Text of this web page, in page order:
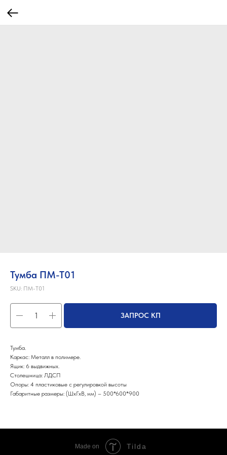
Тумба ПМ-Т01
SKU: ПМ-Т01
ЗАПРОС КП
Тумба.
Каркас: Металл в полимере.
Ящик: 6 выдвижных.
Столешница: ЛДСП
Опоры: 4 пластиковые с регулировкой высоты
Габаритные размеры: (ШхГхВ, мм) – 500*600*900
Made on Tilda